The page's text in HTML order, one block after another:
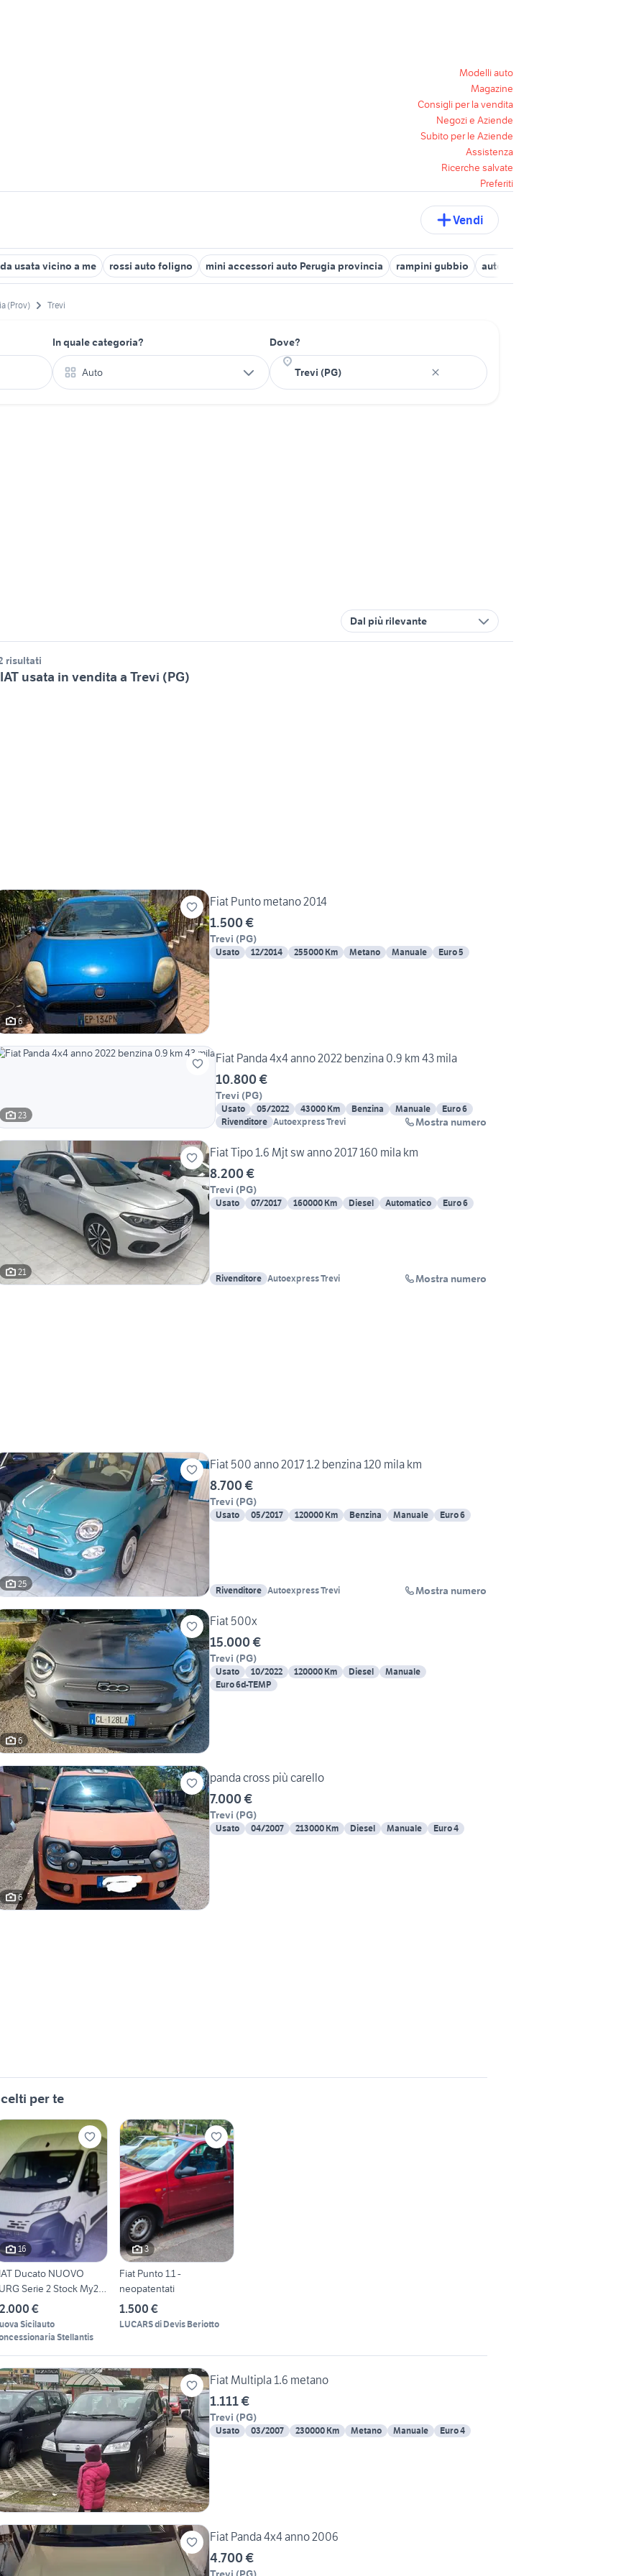
Modelli auto
Magazine
Consigli per la vendita
Negozi e Aziende
Subito per le Aziende
Assistenza
Ricerche salvate
Preferiti
Vendi
usata vicino a me rossi auto foligno mini accessori auto Perugia provincia rampini gubbio automobili todi
(Prov) Trevi
In quale categoria?
Auto
Dove?
Dal più rilevante
risultati
usata in vendita a Trevi (PG)
6
Fiat Punto metano 2014
1.500 €
Trevi (PG)
Usato 12/2014 255000 Km Metano Manuale Euro 5
23
Fiat Panda 4x4 anno 2022 benzina 0.9 km 43 mila
10.800 €
Trevi (PG)
Usato 05/2022 43000 Km Benzina Manuale
Euro 6
Rivenditore Autoexpress Trevi Mostra numero
21
Fiat Tipo 1.6 Mjt sw anno 2017 160 mila km
8.200 €
Trevi (PG)
Usato 07/2017 160000 Km Diesel Automatico Euro 6
Rivenditore Autoexpress Trevi Mostra numero
25
Fiat 500 anno 2017 1.2 benzina 120 mila km
8.700 €
Trevi (PG)
Usato 05/2017 120000 Km Benzina Manuale Euro 6
Rivenditore Autoexpress Trevi Mostra numero
6
Fiat 500x
15.000 €
Trevi (PG)
Usato 10/2022 120000 Km Diesel
Manuale
Euro 6d-TEMP
6
panda cross più carello
7.000 €
Trevi (PG)
Usato 04/2007 213000 Km Diesel Manuale Euro 4
per te
16
Ducato NUOVO
Serie 2 Stock My25
€
Sicilauto
Stellantis
3
Fiat Punto 1.1 -
neopatentati
1.500 €
LUCARS di Devis Beriotto
Fiat Multipla 1.6 metano
1.111 €
Trevi (PG)
Usato 03/2007 230000 Km Metano Manuale Euro 4
Fiat Panda 4x4 anno 2006
4.700 €